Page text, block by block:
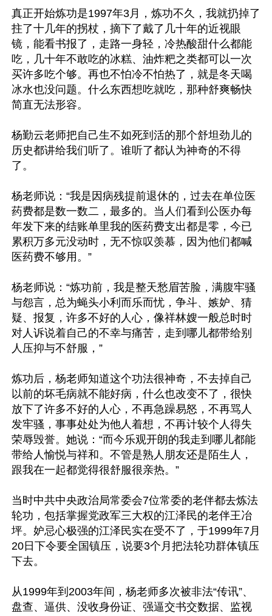
真正开始炼功是1997年3月，炼功不久，我就扔掉了
拄了十几年的拐杖，摘下了戴了几十年的近视眼
镜，能看书报了，走路一身轻，冷热酸甜什么都能
吃，几十年不敢吃的冰糕、油炸粑之类都可以一次
买许多吃个够。再也不怕冷不怕热了，就是冬天喝
冰水也没问题。什么东西想吃就吃，那种舒爽畅快
简直无法形容。
杨勤云老师把自己生不如死到活的那个舒坦劲儿的
历史都讲给我们听了。谁听了都认为神奇的不得
了。
杨老师说：“我是因病残提前退休的，过去在单位医
药费都是数一数二，最多的。当人们看到公医办每
年发下来的结账单里我的医药费支出都是零，今已
累积万多元没动时，无不惊叹羡慕，因为他们都喊
医药费不够用。”
杨老师说：“炼功前，我是整天愁眉苦脸，满腹牢骚
与怨言，总为蝇头小利而乐而忧，争斗、嫉妒、猜
疑、报复，许多不好的人心，像祥林嫂一般总时时
对人诉说着自己的不幸与痛苦，走到哪儿都带给别
人压抑与不舒服，”
炼功后，杨老师知道这个功法很神奇，不去掉自己
以前的坏毛病就不能好病，什么也改变不了，很快
放下了许多不好的人心，不再急躁易怒，不再骂人
发牢骚，事事处处为他人着想，不再计较个人得失
荣辱毁誉。她说：“而今乐观开朗的我走到哪儿都能
带给人愉悦与祥和。不管是熟人朋友还是陌生人，
跟我在一起都觉得很舒服很亲热。”
当时中共中央政治局常委会7位常委的老伴都去炼法
轮功，包括掌握党政军三大权的江泽民的老伴王冶
坪。妒忌心极强的江泽民实在受不了，于1999年7月
20日下令要全国镇压，说要3个月把法轮功群体镇压
下去。
从1999年到2003年间，杨老师多次被非法“传讯”、
盘查、逼供、没收身份证、强逼交书交数据、监视